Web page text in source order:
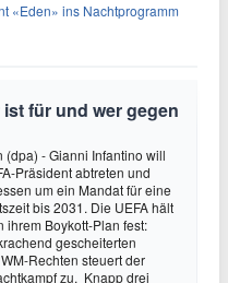
«Eden» ins Nachtprogramm
für und wer gegen
(dpa) - Gianni Infantino will
Präsident abtreten und
um ein Mandat für eine
bis 2031. Die UEFA hält
ihrem Boykott-Plan fest:
gescheiterten
Rechten steuert der
zu. Knapp drei